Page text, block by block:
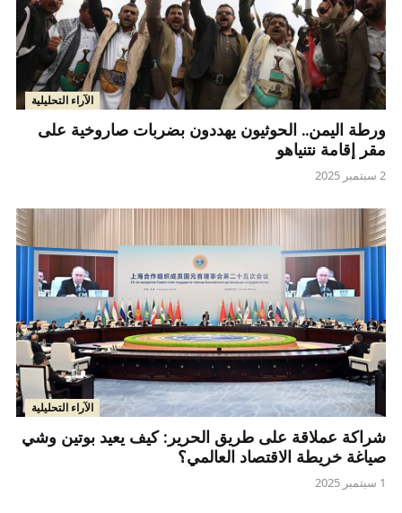
الآراء التحليلية
ورطة اليمن.. الحوثيون يهددون بضربات صاروخية على
مقر إقامة نتنياهو
2 سبتمبر 2025
الآراء التحليلية
شراكة عملاقة على طريق الحرير: كيف يعيد بوتين وشي
صياغة خريطة الاقتصاد العالمي؟
1 سبتمبر 2025